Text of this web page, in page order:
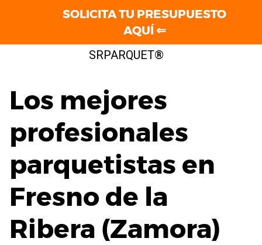
SRPARQUET®
Los mejores
profesionales
parquetistas en
Fresno de la
Ribera (Zamora)
SOLICITA TU PRESUPUESTO
AQUÍ ⇐